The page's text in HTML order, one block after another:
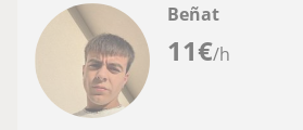
11€/h
Beñat